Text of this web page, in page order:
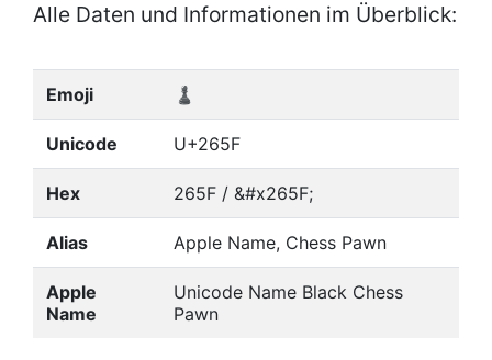
Alle Daten und Informationen im Überblick:
Emoji ♟
Unicode U+265F
Hex 265F / &#x265F;
Alias Apple Name, Chess Pawn
Apple
Name
Unicode Name Black Chess
Pawn